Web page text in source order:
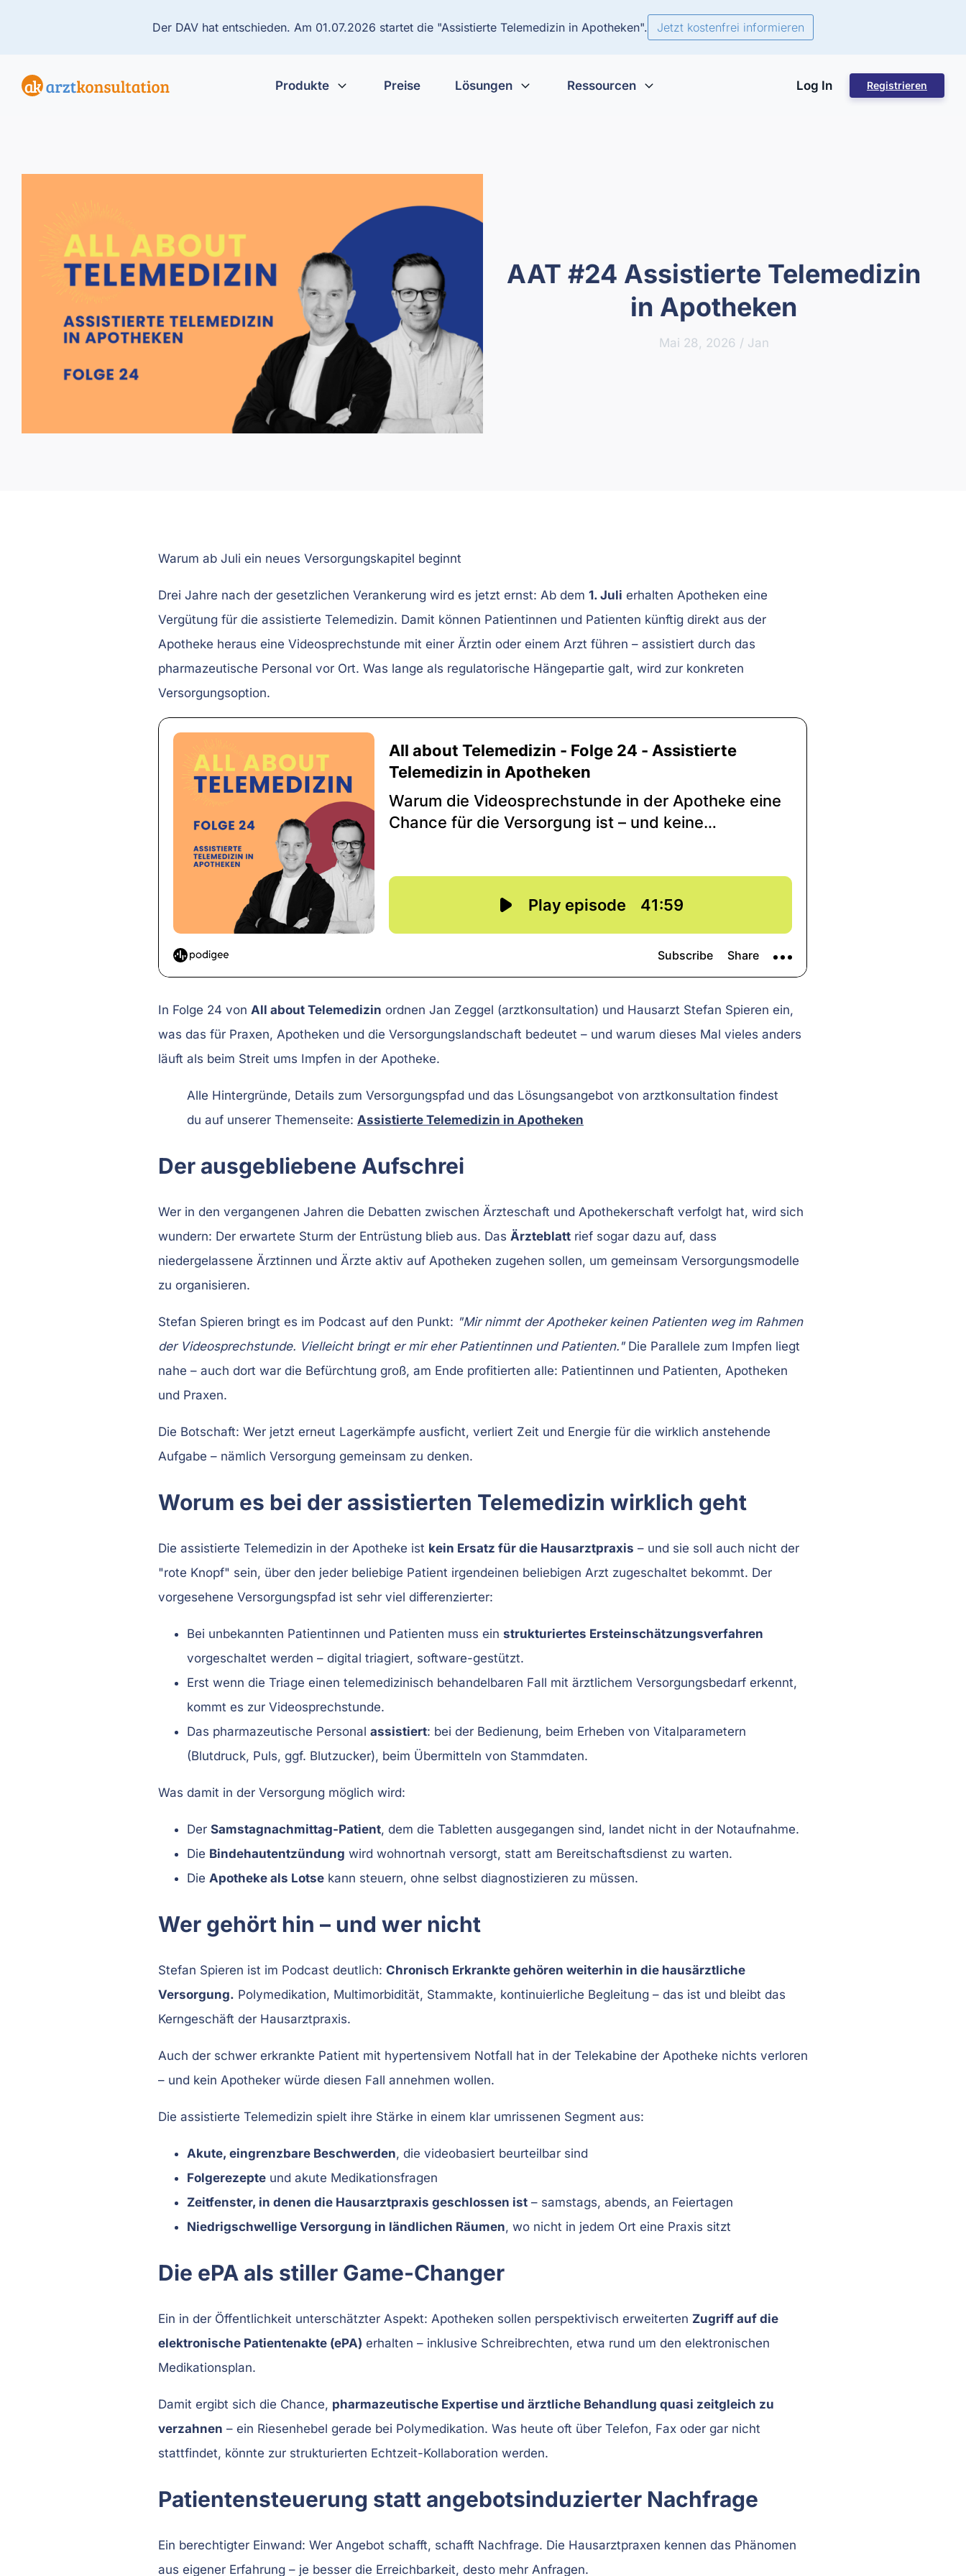
Der DAV hat entschieden. Am 01.07.2026 startet die "Assistierte Telemedizin in Apotheken". Jetzt kostenfrei informieren
Produkte Preise Lösungen Ressourcen Log In Registrieren
AAT #24 Assistierte Telemedizin
in Apotheken
Mai 28, 2026 / Jan
Warum ab Juli ein neues Versorgungskapitel beginnt
Drei Jahre nach der gesetzlichen Verankerung wird es jetzt ernst: Ab dem 1. Juli erhalten Apotheken eine
Vergütung für die assistierte Telemedizin. Damit können Patientinnen und Patienten künftig direkt aus der
Apotheke heraus eine Videosprechstunde mit einer Ärztin oder einem Arzt führen – assistiert durch das
pharmazeutische Personal vor Ort. Was lange als regulatorische Hängepartie galt, wird zur konkreten
Versorgungsoption.
In Folge 24 von All about Telemedizin ordnen Jan Zeggel (arztkonsultation) und Hausarzt Stefan Spieren ein,
was das für Praxen, Apotheken und die Versorgungslandschaft bedeutet – und warum dieses Mal vieles anders
läuft als beim Streit ums Impfen in der Apotheke.
Alle Hintergründe, Details zum Versorgungspfad und das Lösungsangebot von arztkonsultation findest
du auf unserer Themenseite: Assistierte Telemedizin in Apotheken
Der ausgebliebene Aufschrei
Wer in den vergangenen Jahren die Debatten zwischen Ärzteschaft und Apothekerschaft verfolgt hat, wird sich
wundern: Der erwartete Sturm der Entrüstung blieb aus. Das Ärzteblatt rief sogar dazu auf, dass
niedergelassene Ärztinnen und Ärzte aktiv auf Apotheken zugehen sollen, um gemeinsam Versorgungsmodelle
zu organisieren.
Stefan Spieren bringt es im Podcast auf den Punkt: "Mir nimmt der Apotheker keinen Patienten weg im Rahmen
der Videosprechstunde. Vielleicht bringt er mir eher Patientinnen und Patienten."Die Parallele zum Impfen liegt
nahe – auch dort war die Befürchtung groß, am Ende profitierten alle: Patientinnen und Patienten, Apotheken
und Praxen.
Die Botschaft: Wer jetzt erneut Lagerkämpfe ausficht, verliert Zeit und Energie für die wirklich anstehende
Aufgabe – nämlich Versorgung gemeinsam zu denken.
Worum es bei der assistierten Telemedizin wirklich geht
Die assistierte Telemedizin in der Apotheke ist kein Ersatz für die Hausarztpraxis – und sie soll auch nicht der
"rote Knopf" sein, über den jeder beliebige Patient irgendeinen beliebigen Arzt zugeschaltet bekommt. Der
vorgesehene Versorgungspfad ist sehr viel differenzierter:
Bei unbekannten Patientinnen und Patienten muss ein strukturiertes Ersteinschätzungsverfahren
vorgeschaltet werden – digital triagiert, software-gestützt.
Erst wenn die Triage einen telemedizinisch behandelbaren Fall mit ärztlichem Versorgungsbedarf erkennt,
kommt es zur Videosprechstunde.
Das pharmazeutische Personal assistiert: bei der Bedienung, beim Erheben von Vitalparametern
(Blutdruck, Puls, ggf. Blutzucker), beim Übermitteln von Stammdaten.
Was damit in der Versorgung möglich wird:
Der Samstagnachmittag-Patient, dem die Tabletten ausgegangen sind, landet nicht in der Notaufnahme.
Die Bindehautentzündung wird wohnortnah versorgt, statt am Bereitschaftsdienst zu warten.
Die Apotheke als Lotse kann steuern, ohne selbst diagnostizieren zu müssen.
Wer gehört hin – und wer nicht
Stefan Spieren ist im Podcast deutlich: Chronisch Erkrankte gehören weiterhin in die hausärztliche
Versorgung. Polymedikation, Multimorbidität, Stammakte, kontinuierliche Begleitung – das ist und bleibt das
Kerngeschäft der Hausarztpraxis.
Auch der schwer erkrankte Patient mit hypertensivem Notfall hat in der Telekabine der Apotheke nichts verloren
– und kein Apotheker würde diesen Fall annehmen wollen.
Die assistierte Telemedizin spielt ihre Stärke in einem klar umrissenen Segment aus:
Akute, eingrenzbare Beschwerden, die videobasiert beurteilbar sind
Folgerezepte und akute Medikationsfragen
Zeitfenster, in denen die Hausarztpraxis geschlossen ist – samstags, abends, an Feiertagen
Niedrigschwellige Versorgung in ländlichen Räumen, wo nicht in jedem Ort eine Praxis sitzt
Die ePA als stiller Game-Changer
Ein in der Öffentlichkeit unterschätzter Aspekt: Apotheken sollen perspektivisch erweiterten Zugriff auf die
elektronische Patientenakte (ePA) erhalten – inklusive Schreibrechten, etwa rund um den elektronischen
Medikationsplan.
Damit ergibt sich die Chance, pharmazeutische Expertise und ärztliche Behandlung quasi zeitgleich zu
verzahnen – ein Riesenhebel gerade bei Polymedikation. Was heute oft über Telefon, Fax oder gar nicht
stattfindet, könnte zur strukturierten Echtzeit-Kollaboration werden.
Patientensteuerung statt angebotsinduzierter Nachfrage
Ein berechtigter Einwand: Wer Angebot schafft, schafft Nachfrage. Die Hausarztpraxen kennen das Phänomen
aus eigener Erfahrung – je besser die Erreichbarkeit, desto mehr Anfragen.